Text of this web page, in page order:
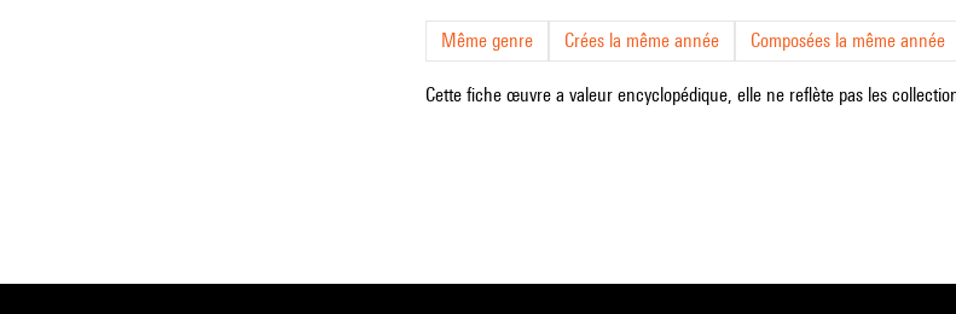
Même genre Crées la même année Composées la même année
Cette fiche œuvre a valeur encyclopédique, elle ne reflète pas les